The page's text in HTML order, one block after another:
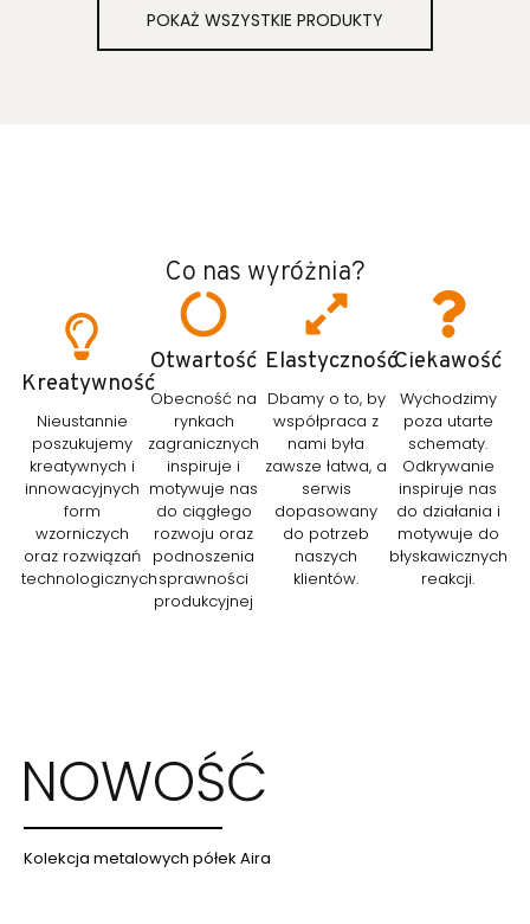
POKAŻ WSZYSTKIE PRODUKTY
Co nas wyróżnia?
Kreatywność
Nieustannie
poszukujemy
kreatywnych i
innowacyjnych
form
wzorniczych
oraz rozwiązań
technologicznych
Otwartość
Obecność na
rynkach
zagranicznych
inspiruje i
motywuje nas
do ciągłego
rozwoju oraz
podnoszenia
sprawności
produkcyjnej
Elastyczność
Dbamy o to, by
współpraca z
nami była
zawsze łatwa, a
serwis
dopasowany
do potrzeb
naszych
klientów.
Ciekawość
Wychodzimy
poza utarte
schematy.
Odkrywanie
inspiruje nas
do działania i
motywuje do
błyskawicznych
reakcji.
NOWOŚĆ
Kolekcja metalowych półek Aira